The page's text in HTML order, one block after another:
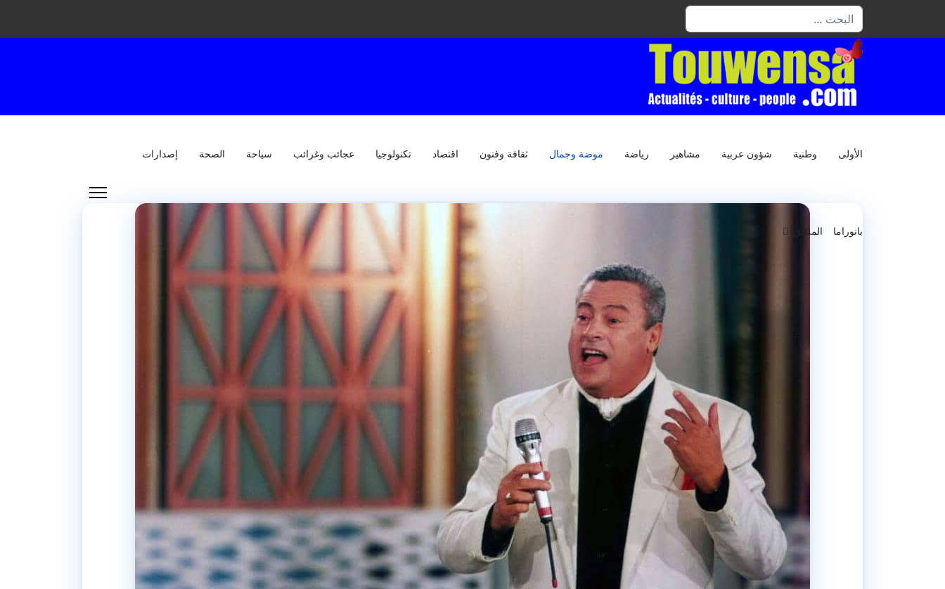
البحث
الأولى وطنية شؤون عربية مشاهير رياضة موضة وجمال ثقافة وفنون اقتصاد تكنولوجيا عجائب وغرائب سياحة الصحة إصدارات
بانوراما الملحق